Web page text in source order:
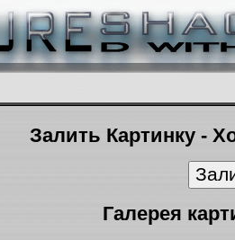
Залить Картинку -
Галерея